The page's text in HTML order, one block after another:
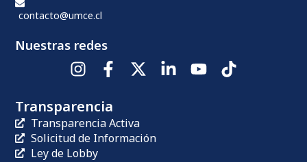
contacto@umce.cl
Nuestras redes
Transparencia
Transparencia Activa
Solicitud de Información
Ley de Lobby